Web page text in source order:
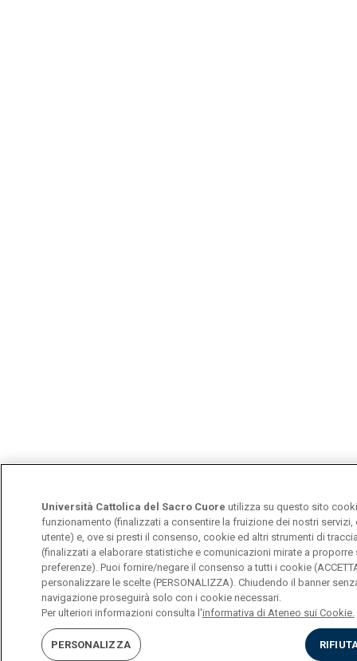
Università Cattolica del Sacro Cuore utilizza su questo sito
funzionamento (finalizzati a consentire la fruizione dei nostri
utente) e, ove si presti il consenso, cookie ed altri strumenti di
(finalizzati a elaborare statistiche e comunicazioni mirate a proporre
preferenze). Puoi fornire/negare il consenso a tutti i cookie
personalizzare le scelte (PERSONALIZZA). Chiudendo il banner
navigazione proseguirà solo con i cookie necessari.
Per ulteriori informazioni consulta l'informativa di Ateneo sui Cookie.
PERSONALIZZA